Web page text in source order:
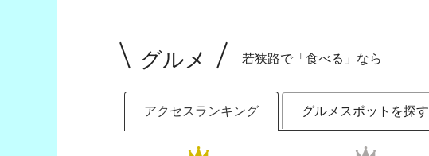
グルメ 若狭路で「食べる」なら
アクセスランキング グルメスポットを探す